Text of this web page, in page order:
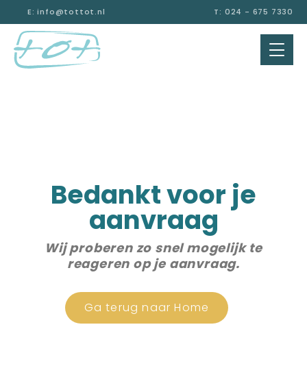
E: info@tottot.nl T: 024 - 675 7330
Bedankt voor je
aanvraag
Wij proberen zo snel mogelijk te
reageren op je aanvraag.
Ga terug naar Home